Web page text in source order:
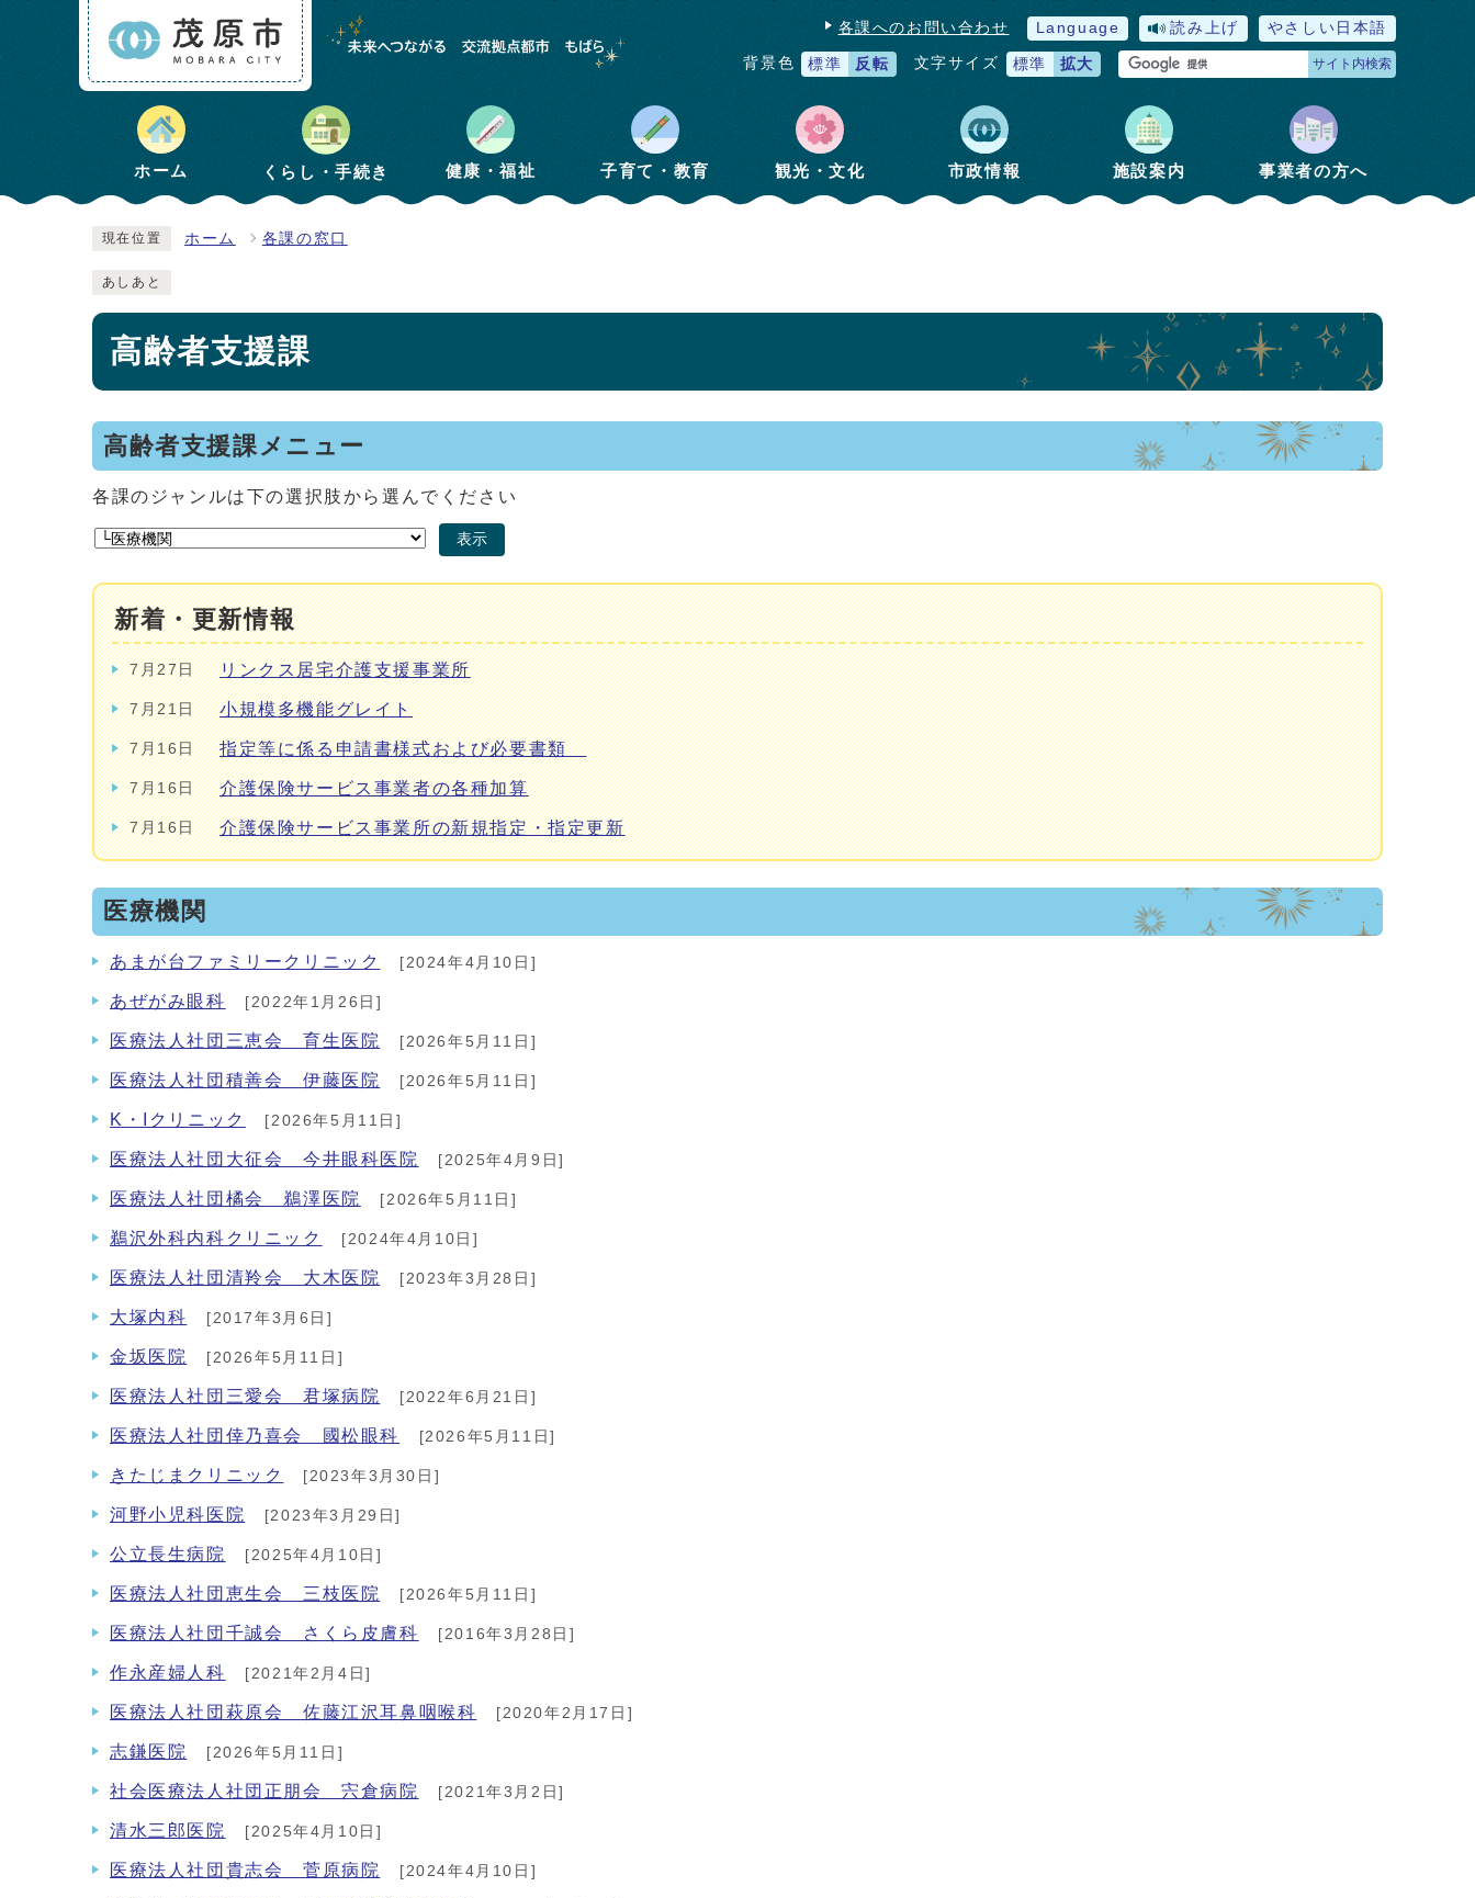
各課へのお問い合わせ Language 読み上げ やさしい日本語
背景色 標準 反転 文字サイズ 標準 拡大 サイト内検索
ホーム くらし・手続き 健康・福祉 子育て・教育 観光・文化 市政情報 施設案内 事業者の方へ
現在位置 ホーム 各課の窓口
あしあと
高齢者支援課
高齢者支援課メニュー
各課のジャンルは下の選択肢から選んでください
表示
新着・更新情報
7月27日 リンクス居宅介護支援事業所
7月21日 小規模多機能グレイト
7月16日 指定等に係る申請書様式および必要書類
7月16日 介護保険サービス事業者の各種加算
7月16日 介護保険サービス事業所の新規指定・指定更新
医療機関
あまが台ファミリークリニック [2024年4月10日]
あぜがみ眼科 [2022年1月26日]
医療法人社団三恵会 育生医院 [2026年5月11日]
医療法人社団積善会 伊藤医院 [2026年5月11日]
K・Iクリニック [2026年5月11日]
医療法人社団大征会 今井眼科医院 [2025年4月9日]
医療法人社団橘会 鵜澤医院 [2026年5月11日]
鵜沢外科内科クリニック [2024年4月10日]
医療法人社団清羚会 大木医院 [2023年3月28日]
大塚内科 [2017年3月6日]
金坂医院 [2026年5月11日]
医療法人社団三愛会 君塚病院 [2022年6月21日]
医療法人社団倖乃喜会 國松眼科 [2026年5月11日]
きたじまクリニック [2023年3月30日]
河野小児科医院 [2023年3月29日]
公立長生病院 [2025年4月10日]
医療法人社団恵生会 三枝医院 [2026年5月11日]
医療法人社団千誠会 さくら皮膚科 [2016年3月28日]
作永産婦人科 [2021年2月4日]
医療法人社団萩原会 佐藤江沢耳鼻咽喉科 [2020年2月17日]
志鎌医院 [2026年5月11日]
社会医療法人社団正朋会 宍倉病院 [2021年3月2日]
清水三郎医院 [2025年4月10日]
医療法人社団貴志会 菅原病院 [2024年4月10日]